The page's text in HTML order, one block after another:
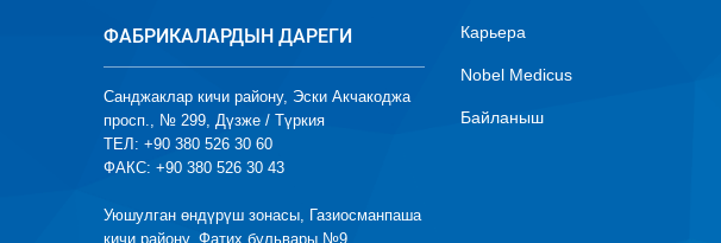
ФАБРИКАЛАРДЫН ДАРЕГИ
Санджаклар кичи району, Эски Акчакоджа
просп., № 299, Дүзже / Түркия
ТЕЛ: +90 380 526 30 60
ФАКС: +90 380 526 30 43
Уюшулган өндүрүш зонасы, Газиосманпаша
кичи району, Фатих бульвары №9,
Карьера
Nobel Medicus
Байланыш